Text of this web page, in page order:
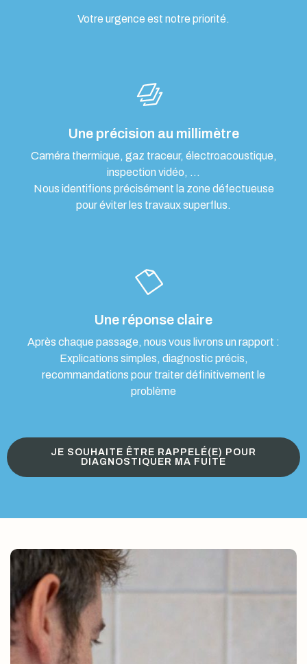
Votre urgence est notre priorité.
Une précision au millimètre
Caméra thermique, gaz traceur, électroacoustique,
inspection vidéo, …
Nous identifions précisément la zone défectueuse
pour éviter les travaux superflus.
Une réponse claire
Après chaque passage, nous vous livrons un rapport :
Explications simples, diagnostic précis,
recommandations pour traiter définitivement le
problème
JE SOUHAITE ÊTRE RAPPELÉ(E) POUR
DIAGNOSTIQUER MA FUITE